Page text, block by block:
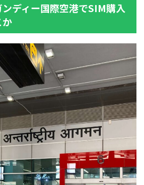
ディー国際空港でSIM購入
か